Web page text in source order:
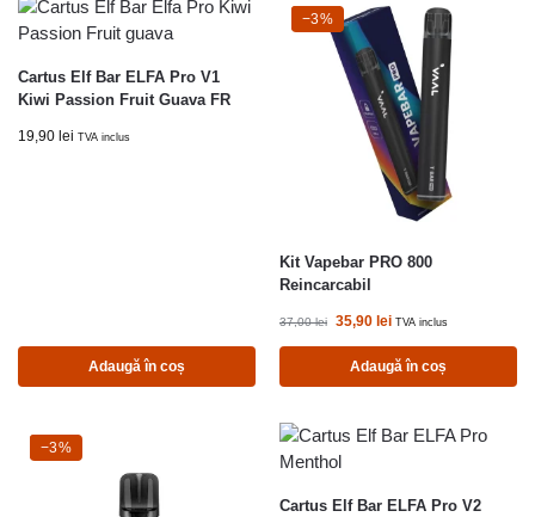
Cartus Elf Bar ELFA Pro V1
Kiwi Passion Fruit Guava FR
19,90 lei TVA inclus
Adaugă în coș
-3%
−3%
Kit Vapebar PRO 800
Reincarcabil
37,00lei 35,90 lei TVA inclus
Adaugă în coș
-3%
−3%
Cartus Elf Bar ELFA Pro V2